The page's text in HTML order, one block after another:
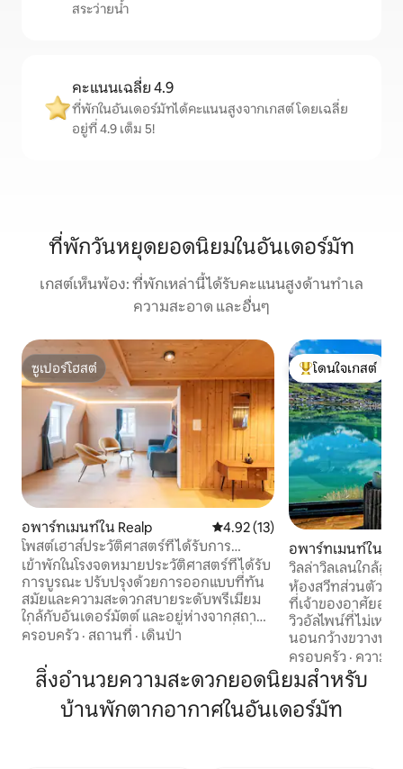
สระว่ายน้ำ
คะแนนเฉลี่ย 4.9
ที่พักในอันเดอร์มัทได้คะแนนสูงจากเกสต์ โดยเฉลี่ย
อยู่ที่ 4.9 เต็ม 5!
ที่พักวันหยุดยอดนิยมในอันเดอร์มัท
เกสต์เห็นพ้อง: ที่พักเหล่านี้ได้รับคะแนนสูงด้านทำเล
ความสะอาด และอื่นๆ
ซูเปอร์โฮสต์
ซูเปอร์โฮสต์
อพาร์ทเมนท์ใน Realp คะแนนเฉลี่ย 4.92 จาก 5, 13 รีวิว
4.92 (13)
โพสต์เฮาส์ประวัติศาสตร์ที่ได้รับการ
ปรับปรุงใหม่ 8 นาทีถึงอันเดอร์มัตต์
เข้าพักในโรงจดหมายประวัติศาสตร์ที่ได้รับ
การบูรณะ ปรับปรุงด้วยการออกแบบที่ทัน
สมัยและความสะดวกสบายระดับพรีเมียม
ใกล้กับอันเดอร์มัตต์ และอยู่ห่างจากสถาน
ที่ถ่ายทำเจมส์ บอนด์ โกลด์ฟิงเกอร์ที่มีชื่อ
พร้อมอุปกรณ์ครบครันพร้อมเกาะ • ลิฟท์ •
เฟอร์นิเจอร์ระดับไฮเอนด์และงานศิลปะ
ต้นฉบับโดยไนรา รามอส • ที่นอนพรีเมี่ยม
และกรอบแผ่นรองโดย Betten Thaler • Wi-
ครอบครัว · สถานที่ · เดินป่า
โดนใจเกสต์ที่สุด
โดนใจเกสต์
อพาร์ทเมนท์ใน
วิลล่าวิลเลนใกล้ลู
ทะเลสาบสุดหรู
ห้องสวีทส่วนตัวบ
ที่เจ้าของอาศัยอยู่
วิวอัลไพน์ที่ไม่เหมื
นอนกว้างขวางพร้
เลานจ์พาโนรามา
ห้องน้ำ (พื้นที่ส่วน
พัก 3–5 คน มีห้อง
เพิ่มเติมอยู่ชั้นล่าง
รวม) เข้าถึงทะเล
ครอบครัว · ความคุ้
สิ่งอำนวยความสะดวกยอดนิยมสำหรับ
บ้านพักตากอากาศในอันเดอร์มัท